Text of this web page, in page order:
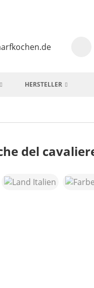
HERSTELLER
del